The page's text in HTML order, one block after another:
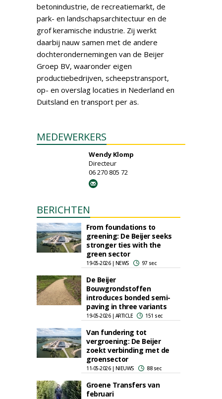
betonindustrie, de recreatiemarkt, de
park- en landschapsarchitectuur en de
grof keramische industrie. Zij werkt
daarbij nauw samen met de andere
dochterondernemingen van de Beijer
Groep BV, waaronder eigen
productiebedrijven, scheepstransport,
op- en overslag locaties in Nederland en
Duitsland en transport per as.
MEDEWERKERS
Wendy Klomp
Directeur
06 270 805 72
BERICHTEN
From foundations to
greening: De Beijer seeks
stronger ties with the
green sector
19-05-2026 | NEWS 97 sec
De Beijer
Bouwgrondstoffen
introduces bonded semi-
paving in three variants
19-05-2026 | ARTICLE 151 sec
Van fundering tot
vergroening: De Beijer
zoekt verbinding met de
groensector
11-05-2026 | NIEUWS 88 sec
Groene Transfers van
februari